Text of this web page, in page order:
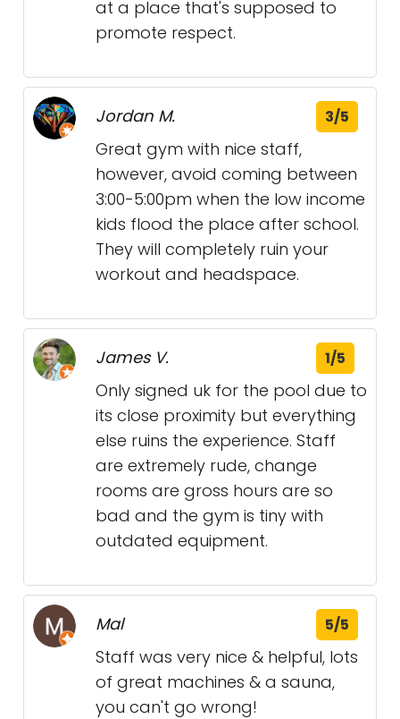
at a place that's supposed to
promote respect.
Jordan M. 3/5
Great gym with nice staff,
however, avoid coming between
3:00-5:00pm when the low income
kids flood the place after school.
They will completely ruin your
workout and headspace.
James V. 1/5
Only signed uk for the pool due to
its close proximity but everything
else ruins the experience. Staff
are extremely rude, change
rooms are gross hours are so
bad and the gym is tiny with
outdated equipment.
Mal 5/5
Staff was very nice & helpful, lots
of great machines & a sauna,
you can't go wrong!